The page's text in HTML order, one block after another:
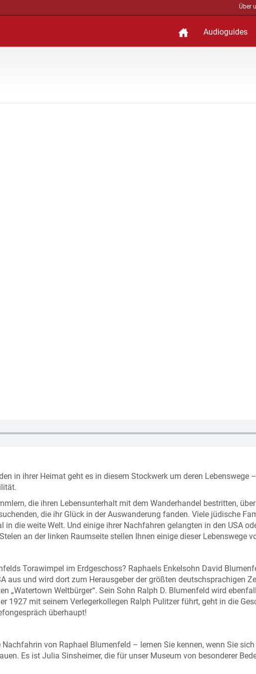
Über
Audioguides
in ihrer Heimat geht es in diesem Stockwerk um deren Lebenswege
die ihren Lebensunterhalt mit dem Wanderhandel bestritten,
die ihr Glück in der Auswanderung fanden. Viele jüdische
in die weite Welt. Und einige ihrer Nachfahren gelangten in den USA
an der linken Raumseite stellen Ihnen einige dieser Lebenswege
Torawimpel im Erdgeschoss? Raphaels Enkelsohn David
aus und wird dort zum Herausgeber der größten deutschsprachigen
„Watertown Weltbürger“. Sein Sohn Ralph D. Blumenfeld wird
1927 mit seinem Verlegerkollegen Ralph Pulitzer führt, geht in die
überhaupt!
von Raphael Blumenfeld – lernen Sie kennen, wenn Sie
Es ist Julia Sinsheimer, die für unser Museum von besonderer